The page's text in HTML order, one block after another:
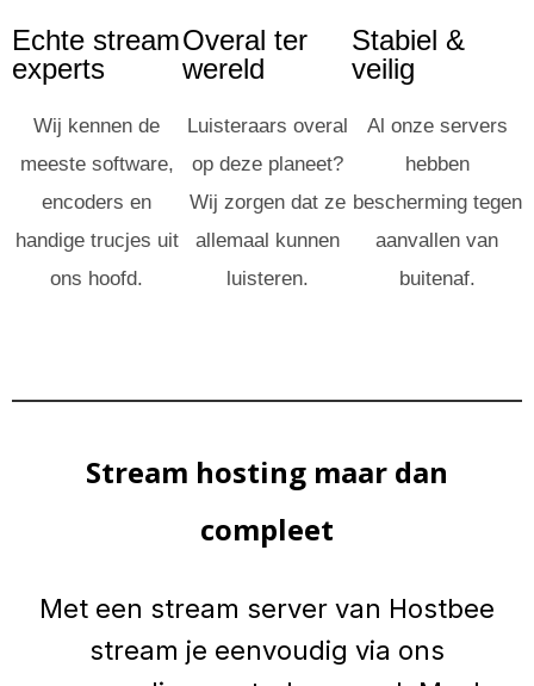
Echte stream
experts
Wij kennen de
meeste software,
encoders en
handige trucjes uit
ons hoofd.
Overal ter
wereld
Luisteraars overal
op deze planeet?
Wij zorgen dat ze
allemaal kunnen
luisteren.
Stabiel &
veilig
Al onze servers
hebben
bescherming tegen
aanvallen van
buitenaf.
Stream hosting maar dan
compleet
Met een stream server van Hostbee
stream je eenvoudig via ons